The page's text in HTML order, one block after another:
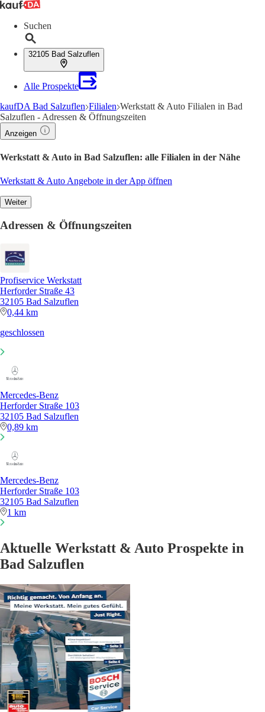
Suchen
32105 Bad Salzuflen
Alle Prospekte
kaufDA Bad Salzuflen Filialen Werkstatt & Auto Filialen in Bad
Salzuflen - Adressen & Öffnungszeiten
Anzeigen
Werkstatt & Auto in Bad Salzuflen: alle Filialen in der Nähe
Werkstatt & Auto Angebote in der App öffnen
Weiter
Adressen & Öffnungszeiten
Profiservice Werkstatt
Herforder Straße 43
32105 Bad Salzuflen
0,44 km
geschlossen
Mercedes-Benz
Herforder Straße 103
32105 Bad Salzuflen
0,89 km
Mercedes-Benz
Herforder Straße 103
32105 Bad Salzuflen
1 km
Aktuelle Werkstatt & Auto Prospekte in
Bad Salzuflen